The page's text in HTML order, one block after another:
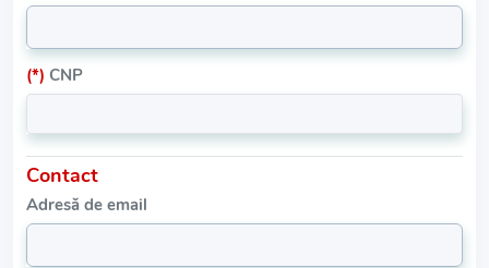
(*) CNP
Contact
Adresă de email